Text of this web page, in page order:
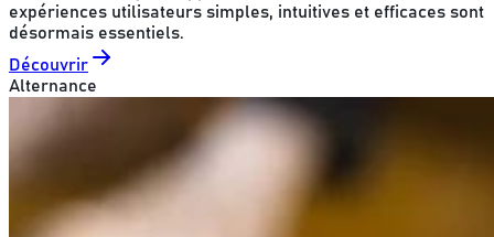
expériences utilisateurs simples, intuitives et efficaces sont
désormais essentiels.
Découvrir
Alternance